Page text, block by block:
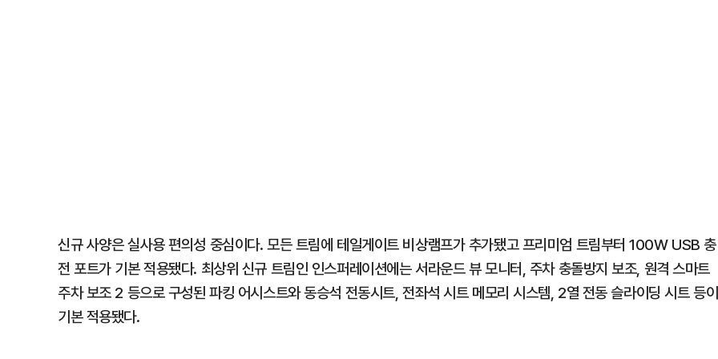
신규 사양은 실사용 편의성 중심이다. 모든 트림에 테일게이트 비상램프가 추가됐고 프리미엄 트림부터 100W USB 충
전 포트가 기본 적용됐다. 최상위 신규 트림인 인스퍼레이션에는 서라운드 뷰 모니터, 주차 충돌방지 보조, 원격 스마트
주차 보조 2 등으로 구성된 파킹 어시스트와 동승석 전동시트, 전좌석 시트 메모리 시스템, 2열 전동 슬라이딩 시트 등이
기본 적용됐다.